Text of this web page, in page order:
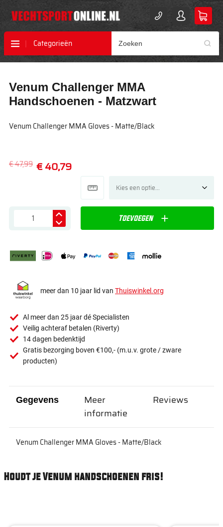
Categorieën
naar
het
einde
de
naar
het
begin
de
Venum Challenger MMA
Handschoenen - Matzwart
Venum Challenger MMA Gloves - Matte/Black
€ 40,79
€ 47,99
Toevoegen
meer dan 10 jaar lid van Thuiswinkel.org
Al meer dan 25 jaar dé Specialisten
Veilig achteraf betalen (Riverty)
14 dagen bedenktijd
Gratis bezorging boven €100,- (m.u.v. grote / zware
producten)
Gegevens
Venum Challenger MMA Gloves - Matte/Black
Meer
informatie
Reviews
Houdt je Venum handschoenen fris!